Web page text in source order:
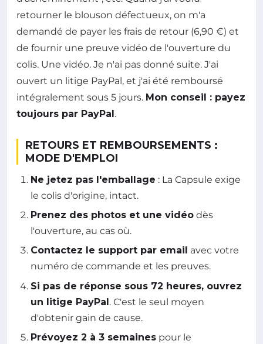
retourner le blouson défectueux, on m'a
demandé de payer les frais de retour (6,90 €) et
de fournir une preuve vidéo de l'ouverture du
colis. Une vidéo. Je n'ai pas donné suite. J'ai
ouvert un litige PayPal, et j'ai été remboursé
intégralement sous 5 jours. Mon conseil : payez
toujours par PayPal.
RETOURS ET REMBOURSEMENTS :
MODE D'EMPLOI
Ne jetez pas l'emballage : La Capsule exige
le colis d'origine, intact.
Prenez des photos et une vidéo dès
l'ouverture, au cas où.
Contactez le support par email avec votre
numéro de commande et les preuves.
Si pas de réponse sous 72 heures, ouvrez
un litige PayPal. C'est le seul moyen
d'obtenir gain de cause.
Prévoyez 2 à 3 semaines pour le